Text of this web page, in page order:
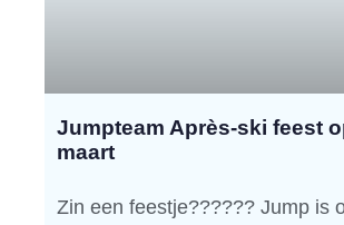
Jumpteam Après-ski feest
maart
Zin een feestje?????? Jump is